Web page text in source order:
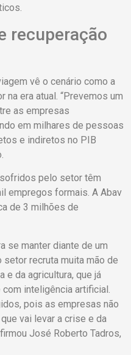
recuperação
vê o cenário como a
era atual. “Prevemos um
as empresas
em milhares de pessoas
e indiretos no PIB
pelo setor têm
empregos formais. A Abav
de 3 milhões de
se manter diante de um
recruta muita mão de
e da agricultura, que já
inteligência artificial.
pois as empresas não
vai levar a crise e da
José Roberto Tadros,